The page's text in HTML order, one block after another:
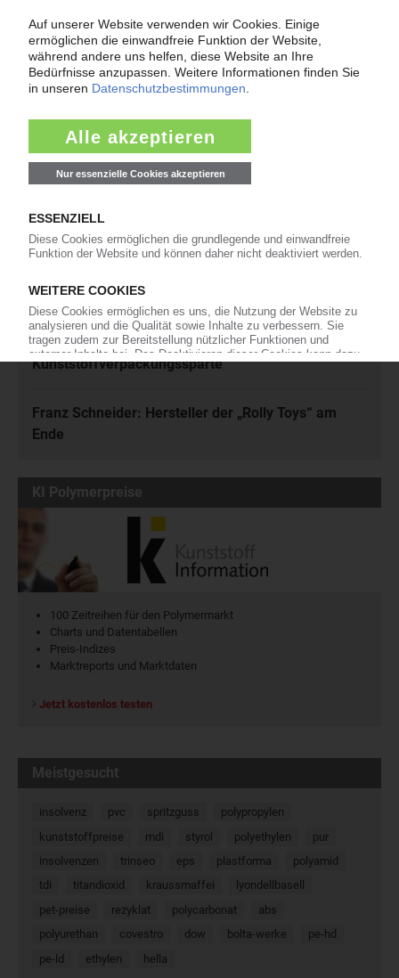
Jetzt kostenfrei abonnieren
Karl Hess: Automobilzulieferer ist insolvent
Erklärungen
verlagert Produktion
Gerresheimer: Verkauf der
Kunststoffverpackungssparte
Franz Schneider: Hersteller der „Rolly Toys“ am
Ende
KI Polymerpreise
100 Zeitreihen für den Polymermarkt
Charts und Datentabellen
Preis-Indizes
Marktreports und Marktdaten
Jetzt kostenlos testen
Meistgesucht
insolvenz pvc spritzguss
polypropylen
kunststoffpreise
mdi styrol polyethylen
pur
insolvenzen
trinseo eps plastforma
polyamid
tdi
titandioxid kraussmaffei
lyondellbasell
pet-preise
rezyklat polycarbonat
abs
polyurethan
covestro dow bolta-werke
pe-hd
pe-ld
ethylen hella